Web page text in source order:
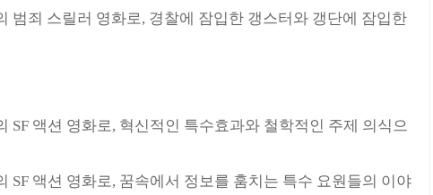
범죄 스릴러 영화로, 경찰에 잠입한 갱스터와 갱단에 잠입한
SF 액션 영화로, 혁신적인 특수효과와 철학적인 주제 의식으
SF 액션 영화로, 꿈속에서 정보를 훔치는 특수 요원들의 이야